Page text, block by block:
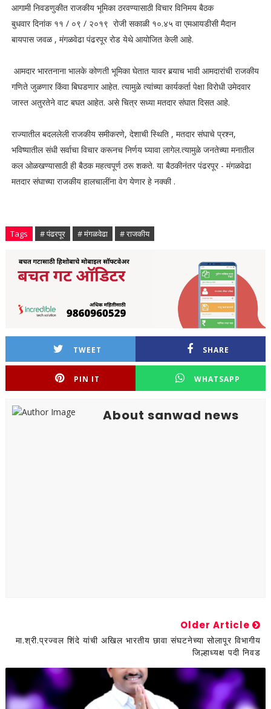
आगामी निवडणुकीत राजकीय भूमिका ठरवण्यासाठी विचार विनिमय बैठक
बुधवार दिनांक ११ / ०९ / २०१९ रोजी सकाळी १०.४५ वा एमआयडीसी मैदान
बायपास जवळ , मंगळवेढा पंढरपूर रोड येथे आयोजित केली आहे.
आमदार भारतनाना भालके कोणती भूमिका घेतात यावर बर्‍याच भावी आमदारांची राजकीय
गणिते जुळणार किंवा बिघडणार आहेत. त्यामुळे त्यांच्या कार्यकर्ता पेक्षा विरोधी उमेदवार
जास्त अतुरतेने वाट बघत आहेत. असे चित्र सध्या मतदार संघात दिसत आहे.
राज्यातील बदललेली राजकीय समीकरणे, देशाची स्थिति , मतदार संघाचे प्रश्न,
भविष्यातील संधी सर्वाचा विचार करूनच निर्णय घ्यावा लागेल.त्यामुळे जनतेच्या मनातील
कल ओळखण्यासाठी ही बैठक महत्वपूर्ण ठरू शकते. या बैठकीनंतर पंढरपूर - मंगळवेढा
मतदार संघाच्या राजकीय हालचालींना वेग येणार हे नक्की .
Tags # पंढरपूर # मंगळवेढा # राजकीय
TWEET SHARE
PIN IT WHATSAPP
About sanwad news
Older Article
मा.श्री.प्रज्वल शिंदे यांची अखिल भारतीय छावा संघटनेच्या सोलापूर विभागीय
जिल्हाध्यक्ष पदी निवड